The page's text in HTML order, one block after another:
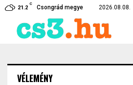
21.2
C
Csongrád megye 2026.08.08.
drágábban jön…
VÉLEMÉNY